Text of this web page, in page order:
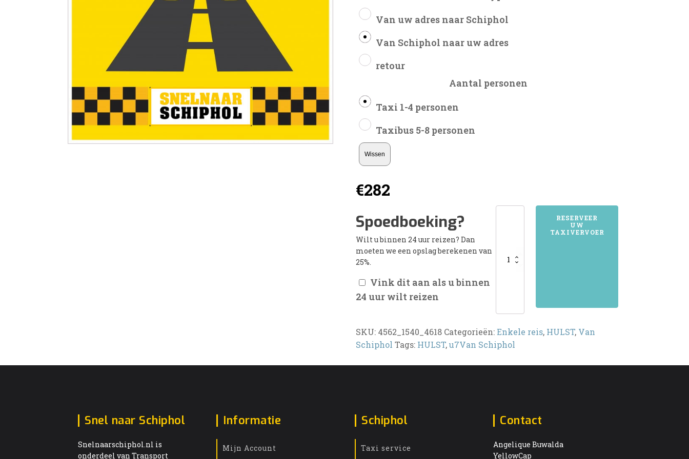
Van uw adres naar Schiphol
Van Schiphol naar uw adres
retour
Aantal personen
Taxi 1-4 personen
Taxibus 5-8 personen
Wissen
€282
Spoedboeking?
Wilt u binnen 24 uur reizen? Dan
moeten we een opslag berekenen van
25%.
Vink dit aan als u binnen
24 uur wilt reizen
RESERVEER
UW
TAXIVERVOER
SKU: 4562_1540_4618 Categorieën:Enkele reis, HULST, Van
Schiphol Tags: HULST,u7Van Schiphol
Snel naar Schiphol
Snelnaarschiphol.nl is
onderdeel van Transport
Informatie
Mijn Account
Schiphol
Taxi service
Contact
Angelique Buwalda
YellowCap